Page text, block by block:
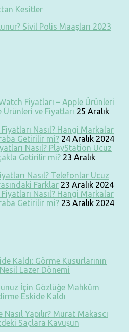
Kesitler
Sivil Polis Maaşları 2023
Fiyatları – Apple Ürünleri
Ürünleri ve Fiyatları 25 Aralık
Nasıl? Hangi Markalar
Getirilir mi? 24 Aralık 2024
Nasıl? PlayStation Ucuz
Getirilir mi? 23 Aralık
Nasıl? Telefonlar Ucuz
Farklar 23 Aralık 2024
Nasıl? Hangi Markalar
Getirilir mi? 23 Aralık 2024
Kaldı: Görme Kusurlarının
Lazer Dönemi
İçin Gözlüğe Mahkûm
Eskide Kaldı
Yapılır? Murat Makascı
Saçlara Kavuşun